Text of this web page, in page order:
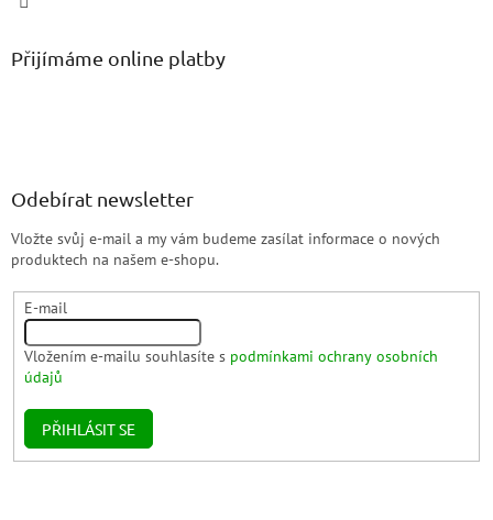
Přijímáme online platby
Odebírat newsletter
Vložte svůj e-mail a my vám budeme zasílat informace o nových
produktech na našem e-shopu.
E-mail
Vložením e-mailu souhlasíte s podmínkami ochrany osobních
údajů
PŘIHLÁSIT SE